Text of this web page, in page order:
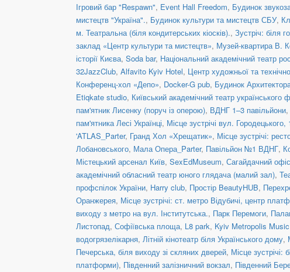
Ігровий бар "Respawn", Event Hall Freedom, Будинок
мистецтв "Україна"., Будинок культури та мистецтв СБУ,
м. Театральна (біля кондитерських кіосків)., Зустріч: біля
заклад «Центр культури та мистецтв», Музей-квартира В.
історії Києва, Soda bar, Національний академічний театр
32JazzClub, Alfavito Kyiv Hotel, Центр художньої та
Конференц-хол «Депо», Docker-G pub, Будинок
Etiqkate studio, Київський академічний театр
пам'ятник Лисенку (поруч із оперою), ВДНГ 1–3 павільйони,
пам'ятника Лесі Українці, Місце зустрічі вул. Городецького,
'ATLAS_Parter, Гранд Хол «Хрещатик», Місце зустрічі:
Лобановського, Мала Опера_Parter, Павільйон №1 ВДНГ,
Містецький арсенал Київ, SexEdMuseum, Сагайдачний
академічний обласний театр юного глядача (малий зал),
профспілок України, Harry club, Простір BeautyHUB,
Оранжерея, Місце зустрічі: ст. метро Відубичі, центр
виходу з метро на вул. Інститутська., Парк Перемоги,
Листопад, Софіївська площа, L8 park, Kyiv Metropolis
водогрязелікарня, Літній кінотеатр біля Українського дому,
Печерська, біля виходу зі скляних дверей, Місце зустрічі:
платформи), Південний залізничний вокзал, Південний